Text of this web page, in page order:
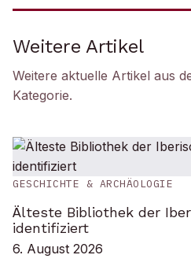
Weitere Artikel
Weitere aktuelle Artikel aus
Kategorie.
GESCHICHTE & ARCHÄOLOGIE
Älteste Bibliothek der
identifiziert
6. August 2026